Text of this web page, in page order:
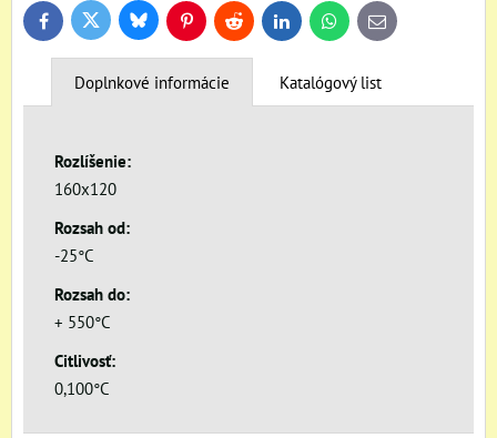
FacebookTwitter BlueskyPinterestReddit LinkedInWhatsApp
E-
mail
Doplnkové informácie Katalógový list
Rozlíšenie:
160x120
Rozsah od:
-25°C
Rozsah do:
+ 550°C
Citlivosť:
0,100°C